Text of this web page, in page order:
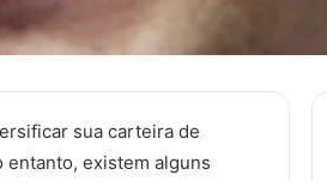
sua carteira de
existem alguns